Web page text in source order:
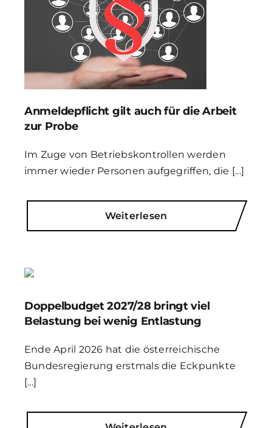
Anmeldepflicht gilt auch für die Arbeit
zur Probe
Im Zuge von Betriebskontrollen werden
immer wieder Personen aufgegriffen, die […]
Weiterlesen
Doppelbudget 2027/28 bringt viel
Belastung bei wenig Entlastung
Ende April 2026 hat die österreichische
Bundesregierung erstmals die Eckpunkte
[…]